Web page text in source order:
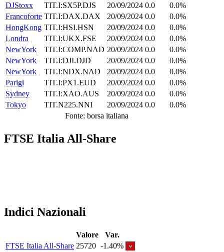
DJStoxx
TIT.I:SX5P.DJS 20/09/2024 0.0
0.0%
Francoforte TIT.I:DAX.DAX 20/09/2024 0.0
0.0%
HongKong TIT.I:HSI.HSN 20/09/2024 0.0
0.0%
Londra
TIT.I:UKX.FSE 20/09/2024 0.0
0.0%
NewYork
TIT.I:COMP.NAD 20/09/2024 0.0
0.0%
NewYork
TIT.I:DJI.DJD 20/09/2024 0.0
0.0%
NewYork
TIT.I:NDX.NAD 20/09/2024 0.0
0.0%
Parigi
TIT.I:PX1.EUD 20/09/2024 0.0
0.0%
Sydney
TIT.I:XAO.AUS 20/09/2024 0.0
0.0%
Tokyo
TIT.N225.NNI 20/09/2024 0.0
0.0%
Fonte: borsa italiana
FTSE Italia All-Share
Indici Nazionali
Valore
Var.
FTSE Italia All-Share 25720 -1.40%